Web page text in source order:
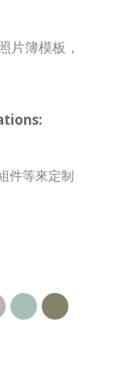
片簿模板，
件等來定制